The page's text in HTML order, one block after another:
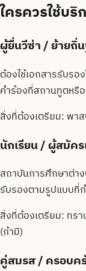
ใครควรใช้บริ
ผู้ยื่นวีซ่า / ย้ายถิ่
ต้องใช้เอกสารรับร
คำร้องที่สถานทูตหรื
สิ่งที่ต้องเตรียม: พา
นักเรียน / ผู้สมัค
สถาบันการศึกษาต่า
รับรองตามรูปแบบที่
สิ่งที่ต้องเตรียม: ทร
(ถ้ามี)
คู่สมรส / ครอบค